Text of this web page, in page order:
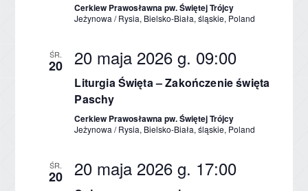
Cerkiew Prawosławna pw. Świętej Trójcy
Jeżynowa / Rysia, Bielsko-Biała, śląskie, Poland
ŚR.
20 20 maja 2026 g. 09:00
Liturgia Święta – Zakończenie święta
Paschy
Cerkiew Prawosławna pw. Świętej Trójcy
Jeżynowa / Rysia, Bielsko-Biała, śląskie, Poland
ŚR.
20 20 maja 2026 g. 17:00